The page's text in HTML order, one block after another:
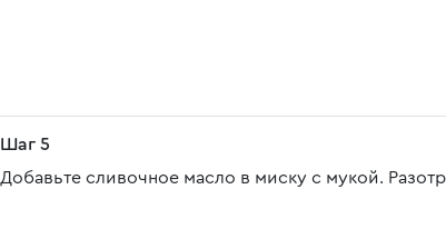
Шаг 5
Добавьте сливочное масло в миску с мукой.